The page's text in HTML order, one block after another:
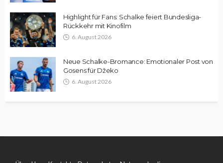
Highlight für Fans: Schalke feiert Bundesliga-
Rückkehr mit Kinofilm
6. August 2026
Neue Schalke-Bromance: Emotionaler Post von
Gosens für Džeko
6. August 2026